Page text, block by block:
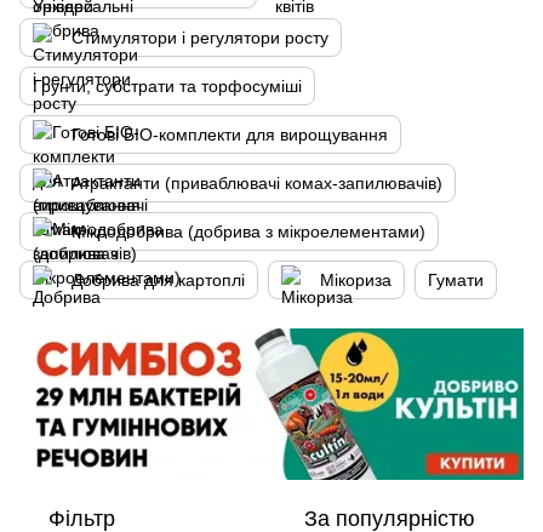
Стимулятори і регулятори росту
Грунти, субстрати та торфосуміші
Готові БІО-комплекти для вирощування
Атрактанти (приваблювачі комах-запилювачів)
Мікродобрива (добрива з мікроелементами)
Добрива для картоплі Мікориза Гумати
Фільтр За популярністю